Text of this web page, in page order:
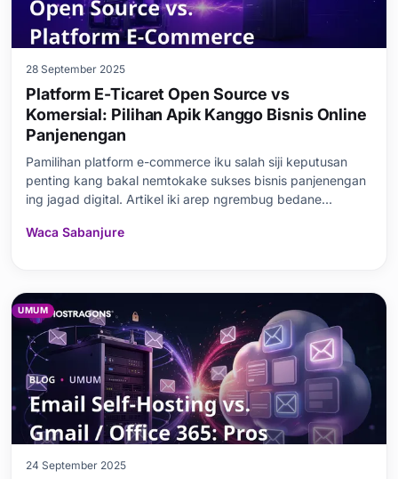
28 September 2025
Platform E-Ticaret Open Source vs
Komersial: Pilihan Apik Kanggo Bisnis Online
Panjenengan
Pamilihan platform e-commerce iku salah siji keputusan
penting kang bakal nemtokake sukses bisnis panjenengan
ing jagad digital. Artikel iki arep ngrembug bedane
komersial, bebarengan karo tips lokal kang cocog karo
Waca Sabanjure
UMUM
24 September 2025